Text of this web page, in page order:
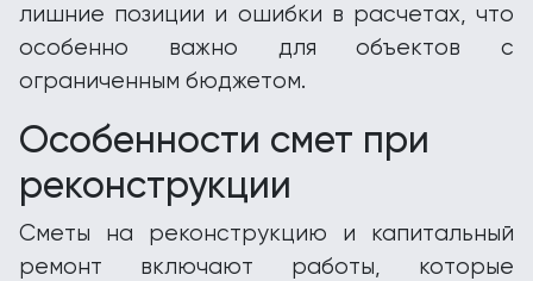
лишние позиции и ошибки в расчетах, что
особенно важно для объектов с
ограниченным бюджетом.
Особенности смет при
реконструкции
Сметы на реконструкцию и капитальный
ремонт включают работы, которые